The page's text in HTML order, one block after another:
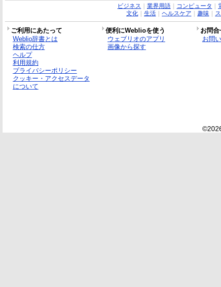
ビジネス 業界用語｜ コンピュータ
文化｜ 生活｜ ヘルスケア 趣味｜
ご利用にあたって 便利にWeblioを使う
お問
Weblio辞書とは
検索の仕方
ヘルプ
利用規約
プライバシーポリシー
クッキー・アクセスデータ
について
ウェブリオのアプリ
画像から探す
お問